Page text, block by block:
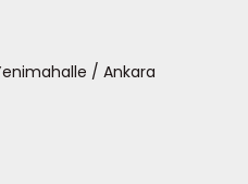
/ Ankara